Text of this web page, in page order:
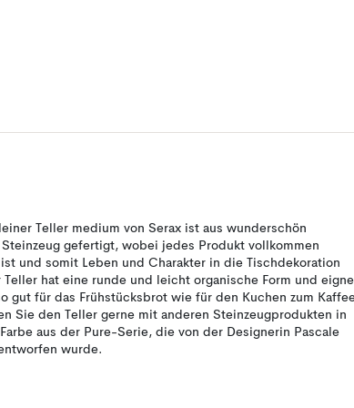
Teller medium von Serax ist aus wunderschön
gefertigt, wobei jedes Produkt vollkommen
und somit Leben und Charakter in die Tischdekoration
Teller hat eine runde und leicht organische Form und
gut für das Frühstücksbrot wie für den Kuchen zum
Sie den Teller gerne mit anderen Steinzeugprodukten in
aus der Pure-Serie, die von der Designerin Pascale
wurde.